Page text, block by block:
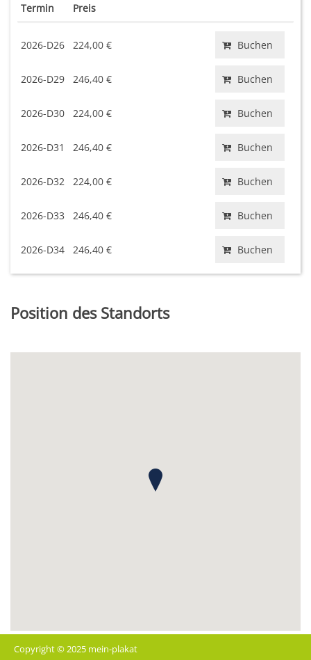
Termin Preis
2026-D26 224,00 € Buchen
2026-D29 246,40 € Buchen
2026-D30 224,00 € Buchen
2026-D31 246,40 € Buchen
2026-D32 224,00 € Buchen
2026-D33 246,40 € Buchen
2026-D34 246,40 € Buchen
Position des Standorts
Copyright © 2025 mein-plakat